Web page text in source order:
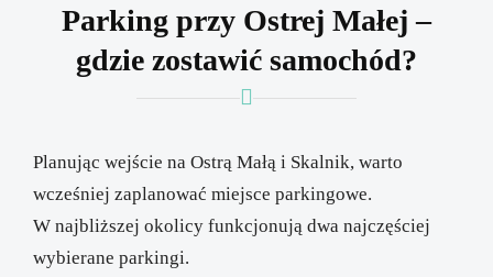
Parking przy Ostrej Małej –
gdzie zostawić samochód?
Planując wejście na Ostrą Małą i Skalnik, warto
wcześniej zaplanować miejsce parkingowe.
W najbliższej okolicy funkcjonują dwa najczęściej
wybierane parkingi.